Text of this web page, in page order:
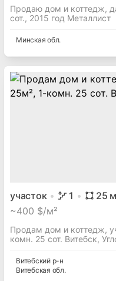
Продаю дом и коттедж,
сот., 2015 год Металлист
Минская обл.
участок 1 25
~400 $/м²
Продам дом и коттедж,
комн. 25 сот. Витебск,
Витебскийр-н
Витебская обл.